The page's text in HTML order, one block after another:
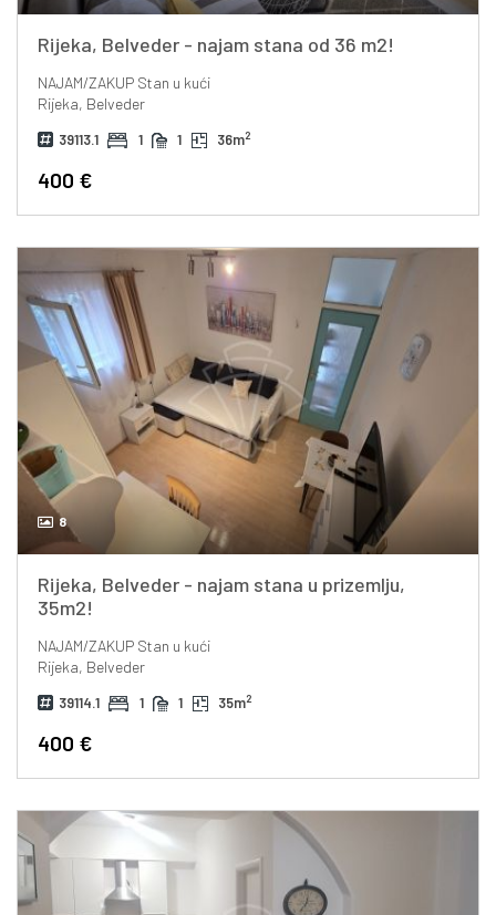
Rijeka, Belveder - najam stana od 36 m2!
NAJAM/ZAKUPStan u kući
Rijeka, Belveder
39113.1 1 1 36m2
400 €
8
Rijeka, Belveder - najam stana u prizemlju,
35m2!
NAJAM/ZAKUPStan u kući
Rijeka, Belveder
39114.1 1 1 35m2
400 €